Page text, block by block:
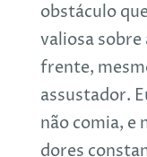
obstáculo
valiosa
frente,
assustador.
não comia, e
dores